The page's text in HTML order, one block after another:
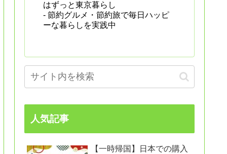
はずっと東京暮らし
- 節約グルメ・節約旅で毎日ハッピ
ーな暮らしを実践中
人気記事
【一時帰国】日本での購入